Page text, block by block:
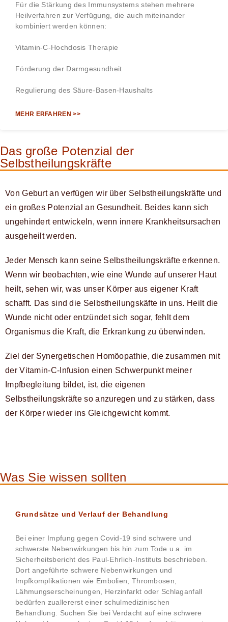
Für die Stärkung des Immunsystems stehen mehrere
Heilverfahren zur Verfügung, die auch miteinander
kombiniert werden können:
Vitamin-C-Hochdosis Therapie
Förderung der Darmgesundheit
Regulierung des Säure-Basen-Haushalts
MEHR ERFAHREN >>
Das große Potenzial der
Selbstheilungskräfte
Von Geburt an verfügen wir über Selbstheilungskräfte und
ein großes Potenzial an Gesundheit. Beides kann sich
ungehindert entwickeln, wenn innere Krankheitsursachen
ausgeheilt werden.
Jeder Mensch kann seine Selbstheilungskräfte erkennen.
Wenn wir beobachten, wie eine Wunde auf unserer Haut
heilt, sehen wir, was unser Körper aus eigener Kraft
schafft. Das sind die Selbstheilungskäfte in uns. Heilt die
Wunde nicht oder entzündet sich sogar, fehlt dem
Organismus die Kraft, die Erkrankung zu überwinden.
Ziel der Synergetischen Homöopathie, die zusammen mit
der Vitamin-C-Infusion einen Schwerpunkt meiner
Impfbegleitung bildet, ist, die eigenen
Selbstheilungskräfte so anzuregen und zu stärken, dass
der Körper wieder ins Gleichgewicht kommt.
Was Sie wissen sollten
Grundsätze und Verlauf der Behandlung
Bei einer Impfung gegen Covid-19 sind schwere und
schwerste Nebenwirkungen bis hin zum Tode u.a. im
Sicherheitsbericht des Paul-Ehrlich-Instituts beschrieben.
Dort angeführte schwere Nebenwirkungen und
Impfkomplikationen wie Embolien, Thrombosen,
Lähmungserscheinungen, Herzinfarkt oder Schlaganfall
bedürfen zuallererst einer schulmedizinischen
Behandlung. Suchen Sie bei Verdacht auf eine schwere